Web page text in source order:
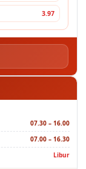
3.97
07.30 – 16.00
07.00 – 16.30
Libur